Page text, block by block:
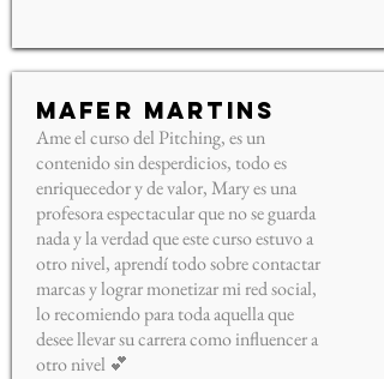
Mafer Martins
Ame el curso del Pitching, es un
contenido sin desperdicios, todo es
enriquecedor y de valor, Mary es una
profesora espectacular que no se guarda
nada y la verdad que este curso estuvo a
otro nivel, aprendí todo sobre contactar
marcas y lograr monetizar mi red social,
lo recomiendo para toda aquella que
desee llevar su carrera como influencer a
otro nivel 💕